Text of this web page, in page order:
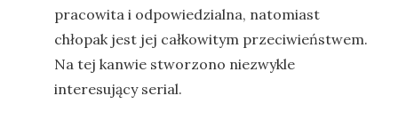
pracowita i odpowiedzialna, natomiast
chłopak jest jej całkowitym przeciwieństwem.
Na tej kanwie stworzono niezwykle
interesujący serial.